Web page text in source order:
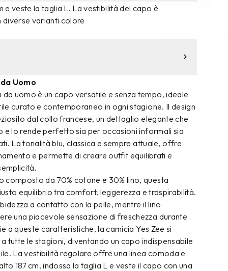
e veste la taglia L. La vestibilità del capo è
diverse varianti colore
Uomo
da uomo è un capo versatile e senza tempo, ideale
curato e contemporaneo in ogni stagione. Il design
dal collo francese, un dettaglio elegante che
e lo rende perfetto sia per occasioni informali sia
La tonalità blu, classica e sempre attuale, offre
e permette di creare outfit equilibrati e
composto da 70% cotone e 30% lino, questa
equilibrio tra comfort, leggerezza e traspirabilità.
a contatto con la pelle, mentre il lino
una piacevole sensazione di freschezza durante
a queste caratteristiche, la camicia Yes Zee si
tutte le stagioni, diventando un capo indispensabile
La vestibilità regolare offre una linea comoda e
187 cm, indossa la taglia L e veste il capo con una